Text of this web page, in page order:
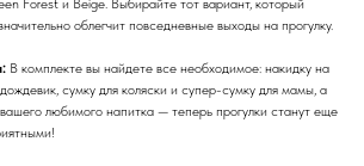
Forest и Beige. Выбирайте тот вариант, который
облегчит повседневные выходы на прогулку.
В комплекте вы найдете все необходимое: накидку на
сумку для коляски и супер-сумку для мамы, а
любимого напитка — теперь прогулки станут еще